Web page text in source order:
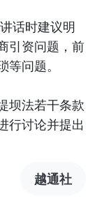
话时建议明
引资问题，前
问题。
坝法若干条款
行讨论并提出
越通社